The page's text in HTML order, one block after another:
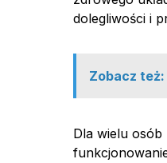
dolegliwości i
Zobacz też:
Dla wielu osób